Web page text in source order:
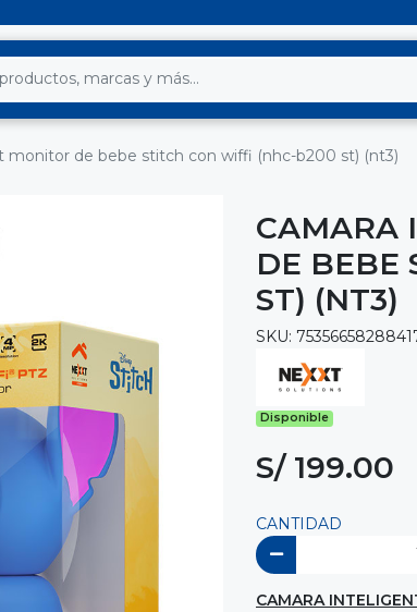
monitor de bebe stitch con wiffi (nhc-b200 st) (nt3)
CAMARA
DE BEBE
ST) (NT3)
SKU:
Disponible
S/ 199.00
CANTIDAD
CAMARA